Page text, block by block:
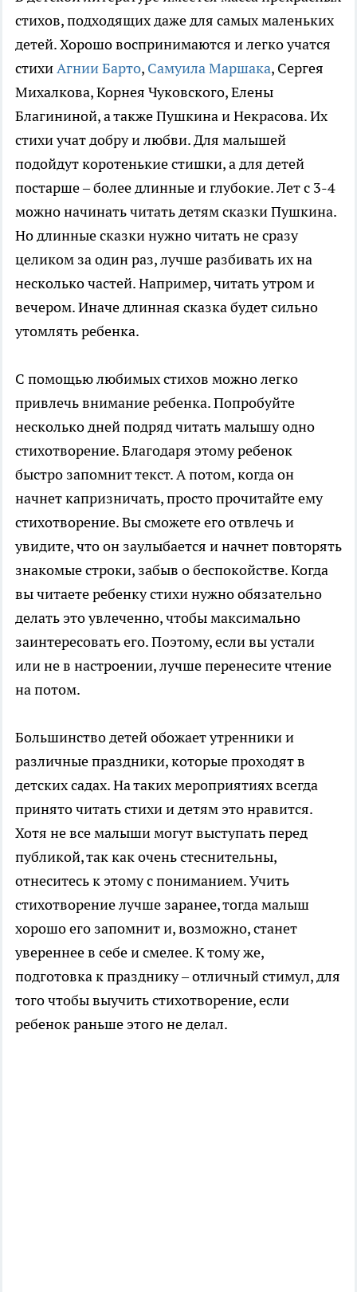
стихов, подходящих даже для самых маленьких
детей. Хорошо воспринимаются и легко учатся
стихиАгнии Барто, Самуила Маршака, Сергея
Михалкова, Корнея Чуковского, Елены
Благининой, а также Пушкина и Некрасова. Их
стихи учат добру и любви. Для малышей
подойдут коротенькие стишки, а для детей
постарше – более длинные и глубокие. Лет с 3-4
можно начинать читать детям сказки Пушкина.
Но длинные сказки нужно читать не сразу
целиком за один раз, лучше разбивать их на
несколько частей. Например, читать утром и
вечером. Иначе длинная сказка будет сильно
утомлять ребенка.
С помощью любимых стихов можно легко
привлечь внимание ребенка. Попробуйте
несколько дней подряд читать малышу одно
стихотворение. Благодаря этому ребенок
быстро запомнит текст. А потом, когда он
начнет капризничать, просто прочитайте ему
стихотворение. Вы сможете его отвлечь и
увидите, что он заулыбается и начнет повторять
знакомые строки, забыв о беспокойстве. Когда
вы читаете ребенку стихи нужно обязательно
делать это увлеченно, чтобы максимально
заинтересовать его. Поэтому, если вы устали
или не в настроении, лучше перенесите чтение
на потом.
Большинство детей обожает утренники и
различные праздники, которые проходят в
детских садах. На таких мероприятиях всегда
принято читать стихи и детям это нравится.
Хотя не все малыши могут выступать перед
публикой, так как очень стеснительны,
отнеситесь к этому с пониманием. Учить
стихотворение лучше заранее, тогда малыш
хорошо его запомнит и, возможно, станет
увереннее в себе и смелее. К тому же,
подготовка к празднику – отличный стимул, для
того чтобы выучить стихотворение, если
ребенок раньше этого не делал.